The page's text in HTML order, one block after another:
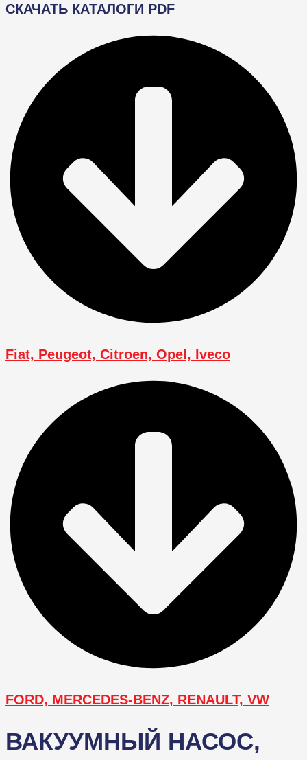
СКАЧАТЬ КАТАЛОГИ PDF
Fiat, Peugeot, Citroen, Opel, Iveco
FORD, MERCEDES-BENZ, RENAULT, VW
ВАКУУМНЫЙ НАСОС,